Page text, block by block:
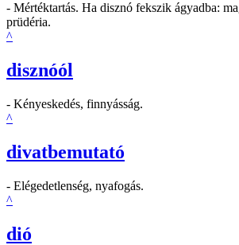
- Mértéktartás. Ha disznó fekszik ágyadba:
prüdéria.
^
disznóól
- Kényeskedés, finnyásság.
^
divatbemutató
- Elégedetlenség, nyafogás.
^
dió